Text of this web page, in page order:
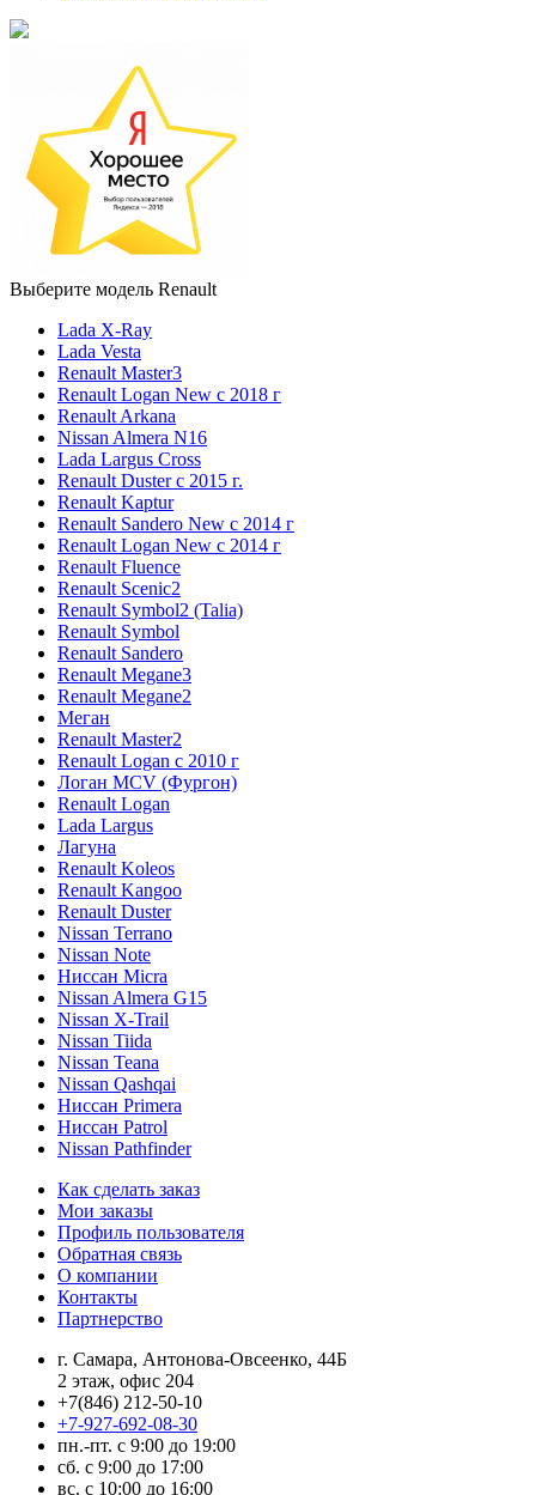
Выберите модель Renault
Lada X-Ray
Lada Vesta
Renault Master3
Renault Logan New с 2018 г
Renault Arkana
Nissan Almera N16
Lada Largus Cross
Renault Duster с 2015 г.
Renault Kaptur
Renault Sandero New с 2014 г
Renault Logan New с 2014 г
Renault Fluence
Renault Scenic2
Renault Symbol2 (Talia)
Renault Symbol
Renault Sandero
Renault Megane3
Renault Megane2
Меган
Renault Master2
Renault Logan c 2010 г
Логан МСV (Фургон)
Renault Logan
Lada Largus
Лагуна
Renault Koleos
Renault Kangoo
Renault Duster
Nissan Terrano
Nissan Note
Ниссан Micra
Nissan Almera G15
Nissan X-Trail
Nissan Tiida
Nissan Teana
Nissan Qashqai
Ниссан Primera
Ниссан Patrol
Nissan Pathfinder
Как сделать заказ
Мои заказы
Профиль пользователя
Обратная связь
О компании
Контакты
Партнерство
г. Самара, Антонова-Овсеенко, 44Б
2 этаж, офис 204
+7(846) 212-50-10
+7-927-692-08-30
пн.-пт. с 9:00 до 19:00
сб. с 9:00 до 17:00
вс. с 10:00 до 16:00